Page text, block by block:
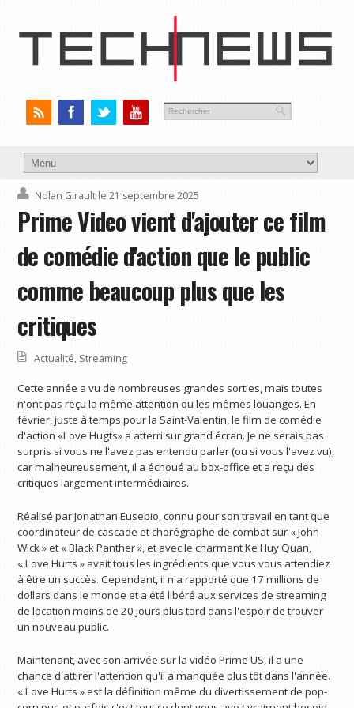
Nolan Girault le 21 septembre 2025
Prime Video vient d'ajouter ce film
de comédie d'action que le public
comme beaucoup plus que les
critiques
Actualité, Streaming
Cette année a vu de nombreuses grandes sorties, mais toutes
n'ont pas reçu la même attention ou les mêmes louanges. En
février, juste à temps pour la Saint-Valentin, le film de comédie
d'action «Love Hugts» a atterri sur grand écran. Je ne serais pas
surpris si vous ne l'avez pas entendu parler (ou si vous l'avez vu),
car malheureusement, il a échoué au box-office et a reçu des
critiques largement intermédiaires.
Réalisé par Jonathan Eusebio, connu pour son travail en tant que
coordinateur de cascade et chorégraphe de combat sur « John
Wick » et « Black Panther », et avec le charmant Ke Huy Quan,
« Love Hurts » avait tous les ingrédients que vous vous attendiez
à être un succès. Cependant, il n'a rapporté que 17 millions de
dollars dans le monde et a été libéré aux services de streaming
de location moins de 20 jours plus tard dans l'espoir de trouver
un nouveau public.
Maintenant, avec son arrivée sur la vidéo Prime US, il a une
chance d'attirer l'attention qu'il a manquée plus tôt dans l'année.
« Love Hurts » est la définition même du divertissement de pop-